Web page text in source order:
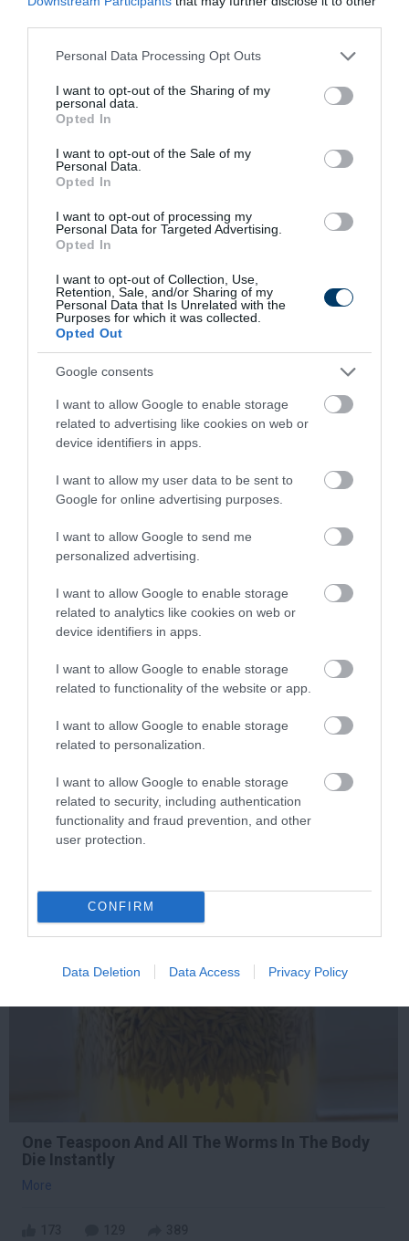
Please note that this website/app uses one or more Google
not limited to your visit or usage behaviour. You may click to
grant or deny consent to Google and its third-party tags to
use your data for below specified purposes in below Google
consent section.
Personal Data Processing Opt Outs
I want to opt-out of the Sharing of my
personal data.
Opted In
I want to opt-out of the Sale of my
Personal Data.
Opted In
I want to opt-out of processing my
Personal Data for Targeted Advertising.
Opted In
I want to opt-out of Collection, Use,
Retention, Sale, and/or Sharing of my
Personal Data that Is Unrelated with the
Purposes for which it was collected.
Opted Out
Google consents
I want to allow Google to enable storage
related to advertising like cookies on web or
device identifiers in apps.
I want to allow my user data to be sent to
Google for online advertising purposes.
I want to allow Google to send me
personalized advertising.
I want to allow Google to enable storage
related to analytics like cookies on web or
device identifiers in apps.
I want to allow Google to enable storage
related to functionality of the website or app.
I want to allow Google to enable storage
related to personalization.
I want to allow Google to enable storage
related to security, including authentication
functionality and fraud prevention, and other
user protection.
CONFIRM
Data Deletion Data Access Privacy Policy
Your Body!
151 96
Fungus Dries Up And Falls Off After The First
251 114 129
Stop Eating These 3 Foods That Are Known to
Cause Parasites
9 h 7 min
One Teaspoon And All The Worms In The Body
Die Instantly
More